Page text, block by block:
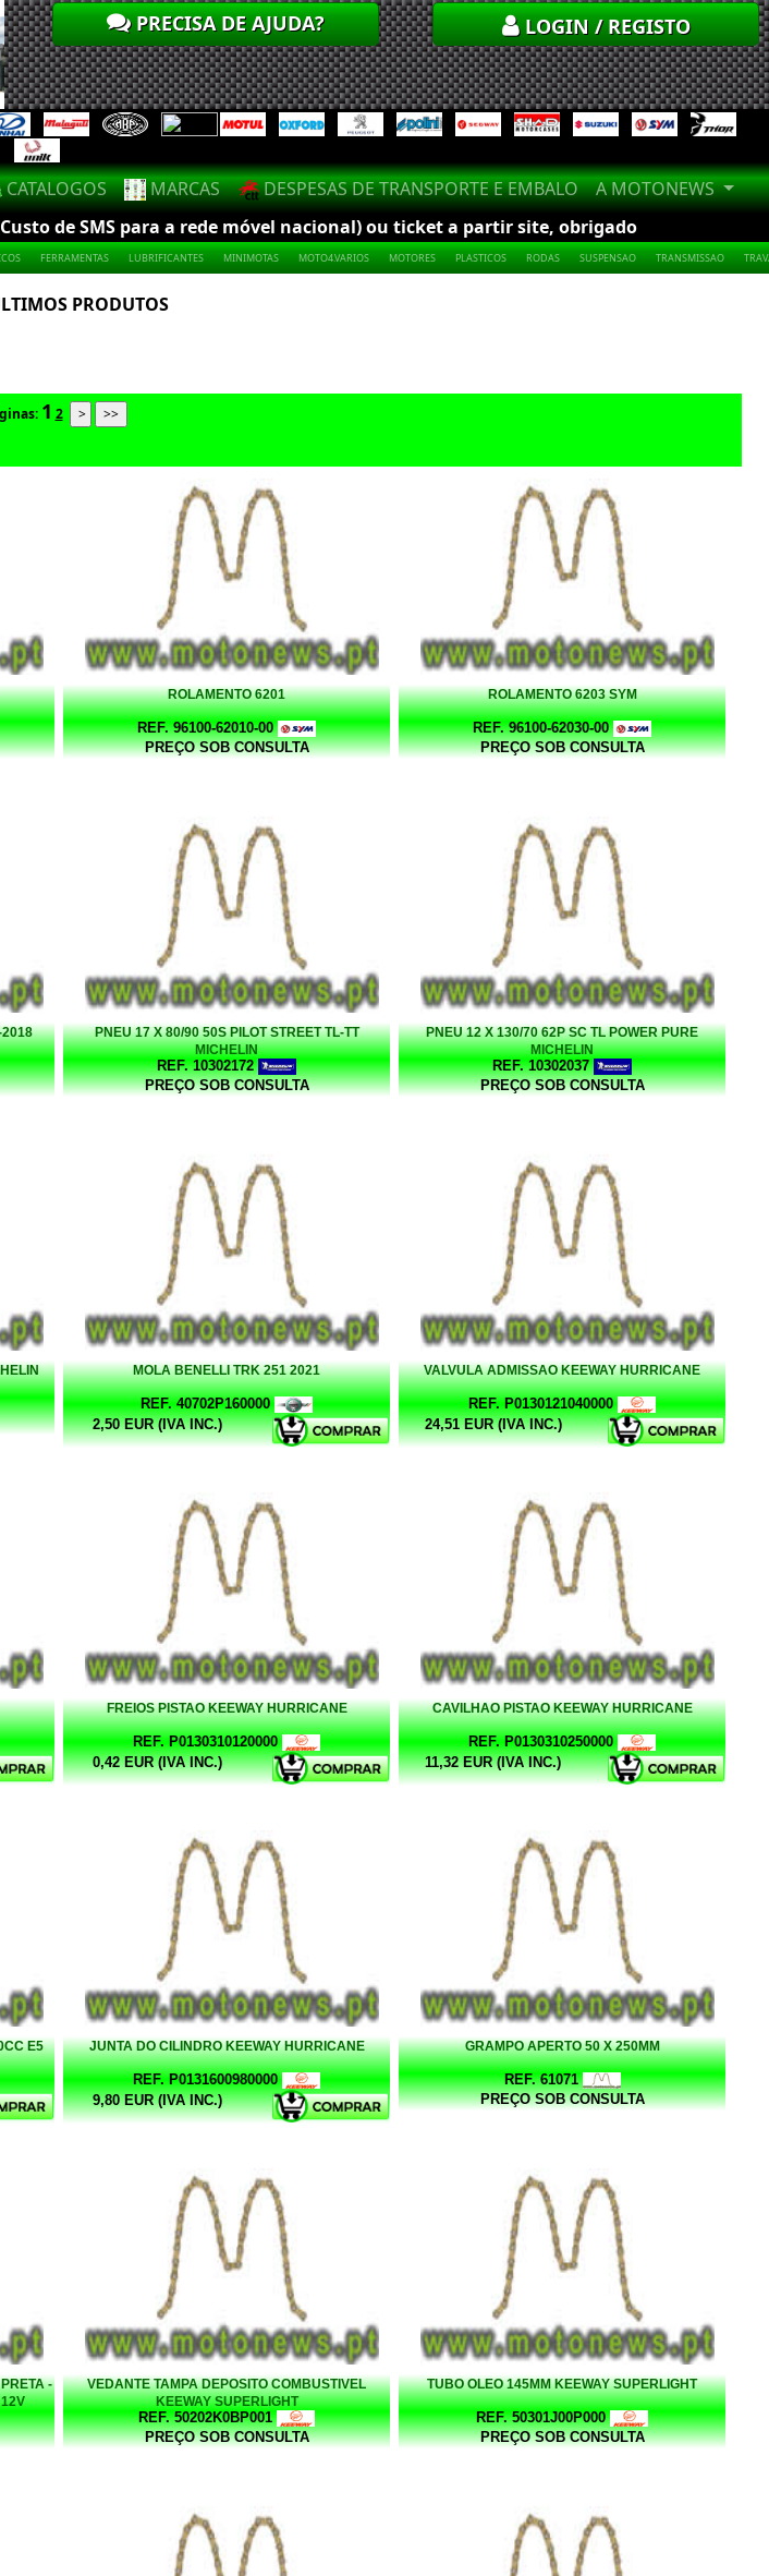
PRECISA DE AJUDA? LOGIN / REGISTO
CATALOGOS MARCAS DESPESAS DE TRANSPORTE E EMBALO
A MOTONEWS
de SMS para a rede móvel nacional) ou ticket a partir site, obrigado
FERRAMENTAS LUBRIFICANTES MINIMOTAS MOTO4.VARIOS MOTORES PLASTICOS RODAS SUSPENSAO TRANSMISSAO
PRODUTOS
1 2
ROLAMENTO 6201
REF. 96100-62010-00
PREÇO SOB CONSULTA
ROLAMENTO 6203 SYM
REF. 96100-62030-00
PREÇO SOB CONSULTA
PNEU 17 X 80/90 50S PILOT STREET TL-TT
MICHELIN
REF. 10302172
PREÇO SOB CONSULTA
PNEU 12 X 130/70 62P SC TL POWER PURE
MICHELIN
REF. 10302037
PREÇO SOB CONSULTA
MOLA BENELLI TRK 251 2021
REF. 40702P160000
2,50 EUR (IVA INC.)
VALVULA ADMISSAO KEEWAY HURRICANE
REF. P0130121040000
24,51 EUR (IVA INC.)
FREIOS PISTAO KEEWAY HURRICANE
REF. P0130310120000
0,42 EUR (IVA INC.)
CAVILHAO PISTAO KEEWAY HURRICANE
REF. P0130310250000
11,32 EUR (IVA INC.)
E5 JUNTA DO CILINDRO KEEWAY HURRICANE
REF. P0131600980000
9,80 EUR (IVA INC.)
GRAMPO APERTO 50 X 250MM
REF. 61071
PREÇO SOB CONSULTA
-
VEDANTE TAMPA DEPOSITO COMBUSTIVEL
KEEWAY SUPERLIGHT
REF. 50202K0BP001
PREÇO SOB CONSULTA
TUBO OLEO 145MM KEEWAY SUPERLIGHT
REF. 50301J00P000
PREÇO SOB CONSULTA